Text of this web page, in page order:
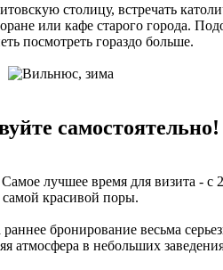
столицу, встречать
или кафе старого города.
посмотреть гораздо больше.
самостоятельно!
лучшее время для визита - с
красивой поры.
бронирование весьма
в небольших